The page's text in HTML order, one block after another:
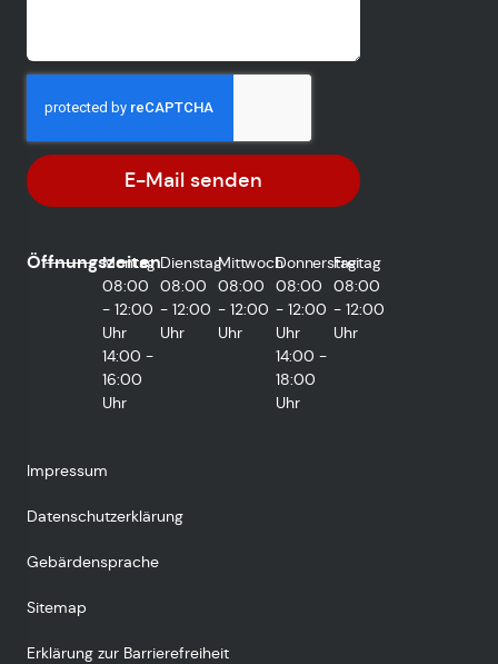
E-Mail senden
Öffnungszeiten
Montag
08:00
- 12:00
Uhr
14:00 -
16:00
Uhr
Dienstag
08:00
- 12:00
Uhr
Mittwoch
08:00
- 12:00
Uhr
Donnerstag
08:00
- 12:00
Uhr
14:00 -
18:00
Uhr
Freitag
08:00
- 12:00
Uhr
Impressum
Datenschutzerklärung
Gebärdensprache
Sitemap
Erklärung zur Barrierefreiheit